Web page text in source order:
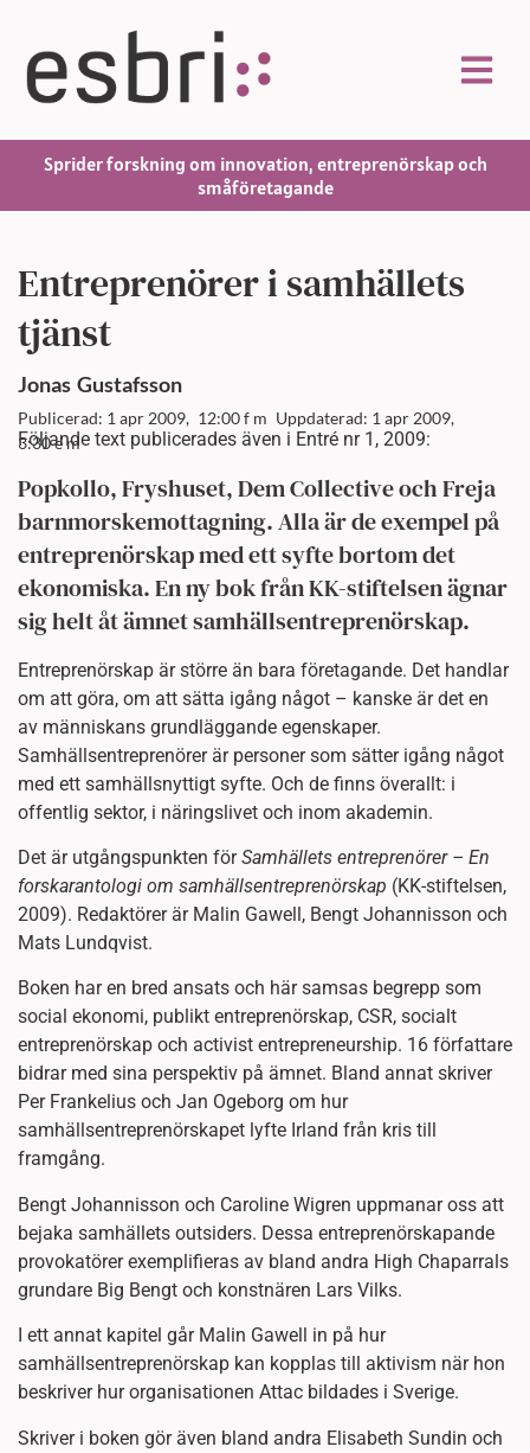
Sprider forskning om innovation, entreprenörskap och
småföretagande
Entreprenörer i samhällets
tjänst
Jonas Gustafsson
Publicerad: 1 apr 2009, 12:00 f m Uppdaterad: 1 apr 2009,
3:30 e m
Följande text publicerades även i Entré nr 1, 2009:
Popkollo, Fryshuset, Dem Collective och Freja
barnmorskemottagning. Alla är de exempel på
entreprenörskap med ett syfte bortom det
ekonomiska. En ny bok från KK-stiftelsen ägnar
sig helt åt ämnet samhällsentreprenörskap.
Entreprenörskap är större än bara företagande. Det handlar
om att göra, om att sätta igång något – kanske är det en
av människans grundläggande egenskaper.
Samhällsentreprenörer är personer som sätter igång något
med ett samhällsnyttigt syfte. Och de finns överallt: i
offentlig sektor, i näringslivet och inom akademin.
Det är utgångspunkten förSamhällets entreprenörer – En
forskarantologi om samhällsentreprenörskap (KK-stiftelsen,
2009). Redaktörer är Malin Gawell, Bengt Johannisson och
Mats Lundqvist.
Boken har en bred ansats och här samsas begrepp som
social ekonomi, publikt entreprenörskap, CSR, socialt
entreprenörskap och activist entrepreneurship. 16 författare
bidrar med sina perspektiv på ämnet. Bland annat skriver
Per Frankelius och Jan Ogeborg om hur
samhällsentreprenörskapet lyfte Irland från kris till
framgång.
Bengt Johannisson och Caroline Wigren uppmanar oss att
bejaka samhällets outsiders. Dessa entreprenörskapande
provokatörer exemplifieras av bland andra High Chaparrals
grundare Big Bengt och konstnären Lars Vilks.
I ett annat kapitel går Malin Gawell in på hur
samhällsentreprenörskap kan kopplas till aktivism när hon
beskriver hur organisationen Attac bildades i Sverige.
Skriver i boken gör även bland andra Elisabeth Sundin och